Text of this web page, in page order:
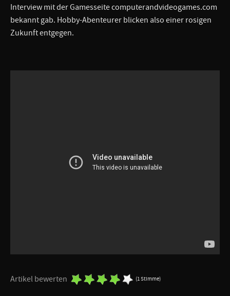
Interview mit der Gamesseite computerandvideogames.com
bekannt gab. Hobby-Abenteurer blicken also einer rosigen
Zukunft entgegen.
Artikel bewerten (1 Stimme)